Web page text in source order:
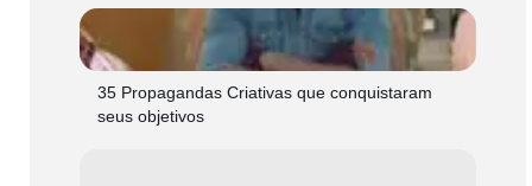
35 Propagandas Criativas que conquistaram
seus objetivos